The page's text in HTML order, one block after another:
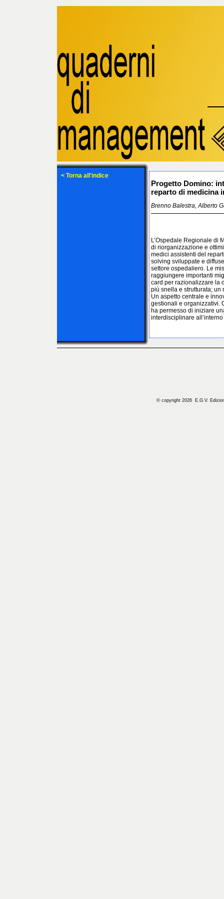
< Torna all'indice
Progetto Domino:
reparto di medicina
Brenno Balestra, Alberto
L’Ospedale Regionale di
di riorganizzazione e
medici assistenti del
solving sviluppate e
settore ospedaliero. Le
raggiungere importanti
card per razionalizzare la
più snella e strutturata;
Un aspetto centrale e
gestionali e organizzativi.
ha permesso di iniziare
interdisciplinare
© copyright 2026 E.G.V.